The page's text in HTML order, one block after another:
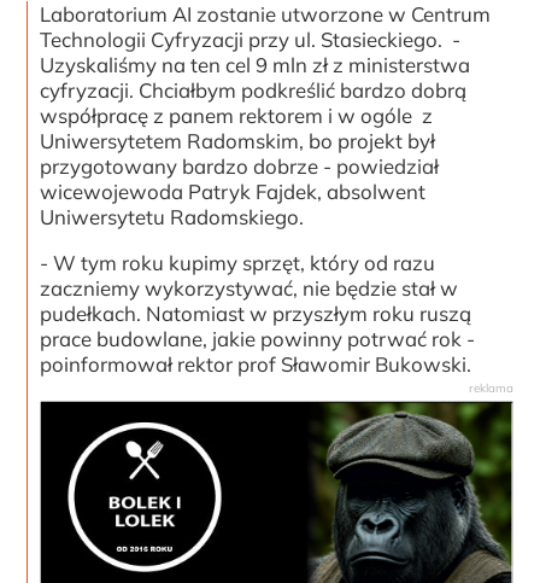
Laboratorium AI zostanie utworzone w Centrum
Technologii Cyfryzacji przy ul. Stasieckiego. -
Uzyskaliśmy na ten cel 9 mln zł z ministerstwa
cyfryzacji. Chciałbym podkreślić bardzo dobrą
współpracę z panem rektorem i w ogóle z
Uniwersytetem Radomskim, bo projekt był
przygotowany bardzo dobrze - powiedział
wicewojewoda Patryk Fajdek, absolwent
Uniwersytetu Radomskiego.
- W tym roku kupimy sprzęt, który od razu
zaczniemy wykorzystywać, nie będzie stał w
pudełkach. Natomiast w przyszłym roku ruszą
prace budowlane, jakie powinny potrwać rok -
poinformował rektor prof Sławomir Bukowski.